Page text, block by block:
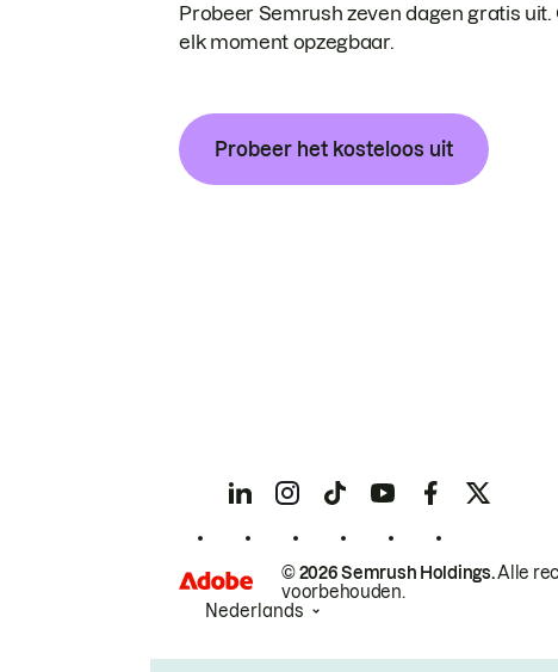
Probeer Semrush zeven dagen gratis uit.
elk moment opzegbaar.
Probeer het kosteloos uit
© 2026 Semrush Holdings.Alle
voorbehouden.
Nederlands